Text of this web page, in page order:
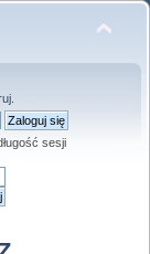
.
sesji